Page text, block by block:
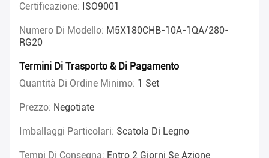
Certificazione: ISO9001
Numero Di Modello: M5X180CHB-10A-1QA/280-
RG20
Termini Di Trasporto & Di Pagamento
Quantità Di Ordine Minimo: 1 Set
Prezzo: Negotiate
Imballaggi Particolari: Scatola Di Legno
Tempi Di Consegna: Entro 2 Giorni Se Azione